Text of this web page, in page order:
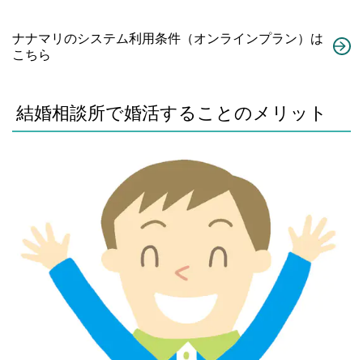
ナナマリのシステム利用条件（オンラインプラン）は
こちら
結婚相談所で婚活することのメリット